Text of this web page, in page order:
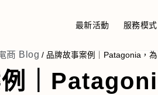
最新活動 服務模式
商 Blog / 品牌故事案例｜Patagonia，
｜